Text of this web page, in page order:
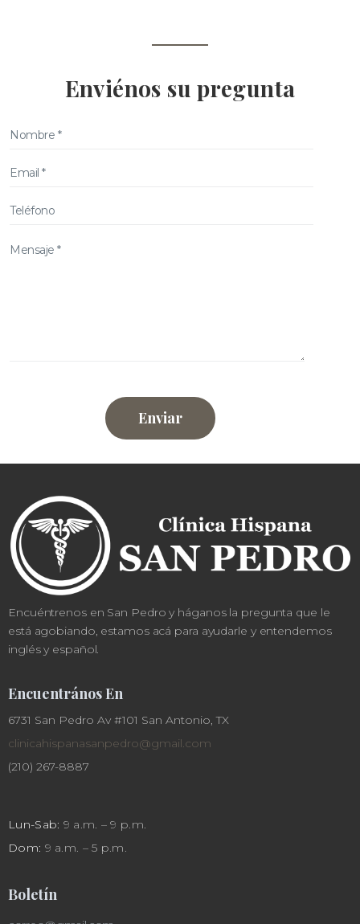
Enviénos su pregunta
Encuéntrenos en San Pedro y háganos la pregunta que le
está agobiando, estamos acá para ayudarle y entendemos
inglés y español.
Encuentrános En
6731 San Pedro Av #101 San Antonio, TX
clinicahispanasanpedro@gmail.com
(210) 267-8887
Lun-Sab: 9 a.m. – 9 p.m.
Dom: 9 a.m. – 5 p.m.
Boletín